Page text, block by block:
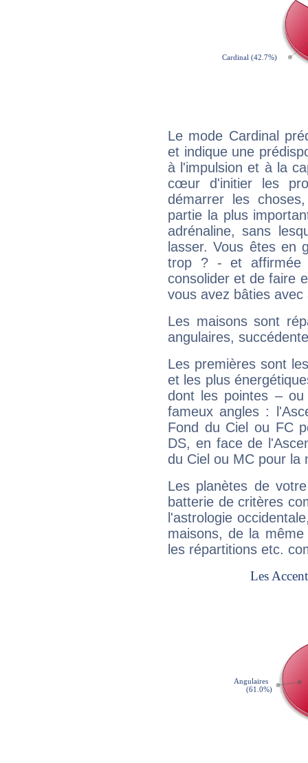
Le mode Cardinal
et indique une
à l'impulsion et à la
cœur d'initier les
démarrer les
partie la plus
adrénaline, sans
lasser. Vous êtes en
trop ? - et affirmée
consolider et de faire
vous avez bâties avec
Les maisons sont
angulaires,
Les premières sont
et les plus
dont les pointes –
fameux angles :
Fond du Ciel ou FC
DS, en face de
du Ciel ou MC pour la
Les planètes de
batterie de critères
l'astrologie
maisons, de la
les répartitions etc.